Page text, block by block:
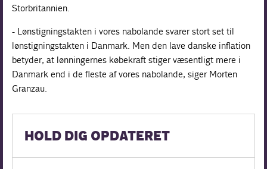
Storbritannien.
- Lønstigningstakten i vores nabolande svarer stort set til
lønstigningstakten i Danmark. Men den lave danske inflation
betyder, at lønningernes købekraft stiger væsentligt mere i
Danmark end i de fleste af vores nabolande, siger Morten
Granzau.
HOLD DIG OPDATERET